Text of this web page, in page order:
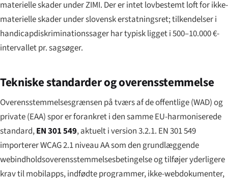
materielle skader under ZIMI. Der er intet lovbestemt loft for ikke-
materielle skader under slovensk erstatningsret; tilkendelser i
handicapdiskriminationssager har typisk ligget i 500–10.000 €-
intervallet pr. sagsøger.
Tekniske standarder og overensstemmelse
Overensstemmelsesgrænsen på tværs af de offentlige (WAD) og
private (EAA) spor er forankret i den samme EU-harmoniserede
standard,EN 301 549, aktuelt i version 3.2.1. EN 301 549
importerer WCAG 2.1 niveau AA som den grundlæggende
webindholdsoverensstemmelsesbetingelse og tilføjer yderligere
krav til mobilapps, indfødte programmer, ikke-webdokumenter,